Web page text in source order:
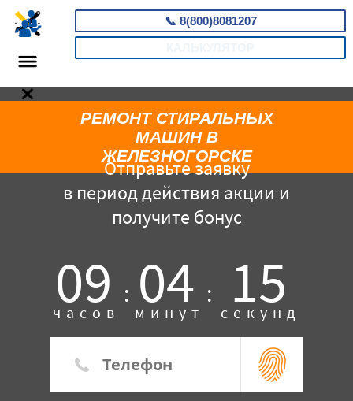
📞 8(800)8081207
Отправьте заявку
в период действия акции и
получите бонус
09 :
часов 04 :
минут 14
секунд
РЕМОНТ СТИРАЛЬНЫХ
МАШИН В
ЖЕЛЕЗНОГОРСКЕ